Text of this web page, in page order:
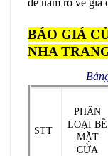
để nắm rõ về giá
BÁO GIÁ
NHA
STT
PHÂN
LOẠI BỀ
MẶT
CỬA